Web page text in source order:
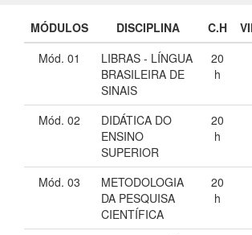
MÓDULOS DISCIPLINA C.H
Mód. 01
LIBRAS - LÍNGUA
BRASILEIRA DE
SINAIS
20
h
Mód. 02
DIDÁTICA DO
ENSINO
SUPERIOR
20
h
Mód. 03
METODOLOGIA
DA PESQUISA
CIENTÍFICA
20
h